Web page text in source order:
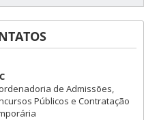
de Admissões,
Públicos e Contratação